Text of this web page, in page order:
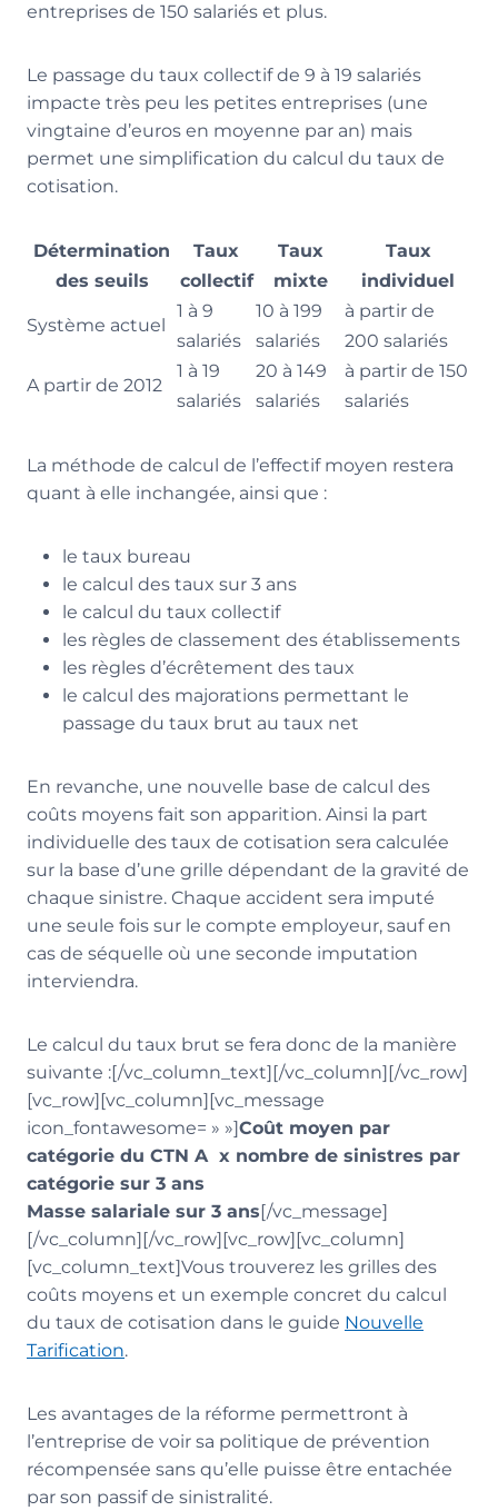
entreprises de 150 salariés et plus.
Le passage du taux collectif de 9 à 19 salariés
impacte très peu les petites entreprises (une
vingtaine d’euros en moyenne par an) mais
permet une simplification du calcul du taux de
cotisation.
Détermination
des seuils
Taux
collectif
Taux
mixte
Taux
individuel
Système actuel
1 à 9
salariés
10 à 199
salariés
à partir de
200 salariés
A partir de 2012
1 à 19
salariés
20 à 149
salariés
à partir de 150
salariés
La méthode de calcul de l’effectif moyen restera
quant à elle inchangée, ainsi que :
le taux bureau
le calcul des taux sur 3 ans
le calcul du taux collectif
les règles de classement des établissements
les règles d’écrêtement des taux
le calcul des majorations permettant le
passage du taux brut au taux net
En revanche, une nouvelle base de calcul des
coûts moyens fait son apparition. Ainsi la part
individuelle des taux de cotisation sera calculée
sur la base d’une grille dépendant de la gravité de
chaque sinistre. Chaque accident sera imputé
une seule fois sur le compte employeur, sauf en
cas de séquelle où une seconde imputation
interviendra.
Le calcul du taux brut se fera donc de la manière
suivante :[/vc_column_text][/vc_column][/vc_row]
[vc_row][vc_column][vc_message
icon_fontawesome= » »]Coût moyen par
catégorie du CTN A x nombre de sinistres par
catégorie sur 3 ans
Masse salariale sur 3 ans[/vc_message]
[/vc_column][/vc_row][vc_row][vc_column]
[vc_column_text]Vous trouverez les grilles des
coûts moyens et un exemple concret du calcul
du taux de cotisation dans le guide Nouvelle
Tarification.
Les avantages de la réforme permettront à
l’entreprise de voir sa politique de prévention
récompensée sans qu’elle puisse être entachée
par son passif de sinistralité.